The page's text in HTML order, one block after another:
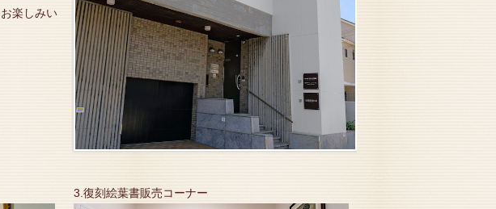
楽しみい
3.復刻絵葉書販売コーナー